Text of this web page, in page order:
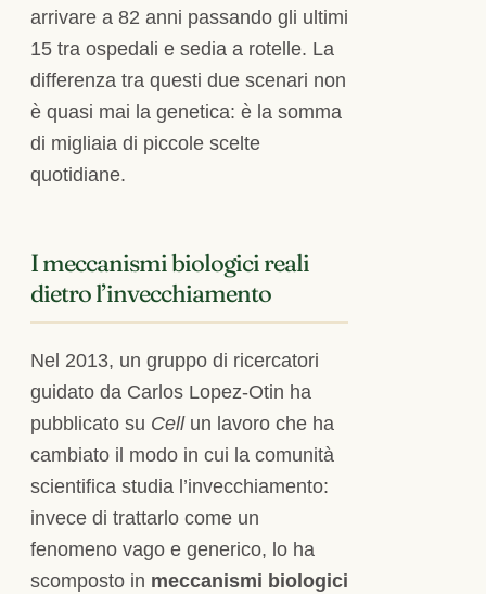
arrivare a 82 anni passando gli ultimi
15 tra ospedali e sedia a rotelle. La
differenza tra questi due scenari non
è quasi mai la genetica: è la somma
di migliaia di piccole scelte
quotidiane.
I meccanismi biologici reali
dietro l’invecchiamento
Nel 2013, un gruppo di ricercatori
guidato da Carlos Lopez-Otin ha
pubblicato su Cellun lavoro che ha
cambiato il modo in cui la comunità
scientifica studia l’invecchiamento:
invece di trattarlo come un
fenomeno vago e generico, lo ha
scomposto in meccanismi biologici